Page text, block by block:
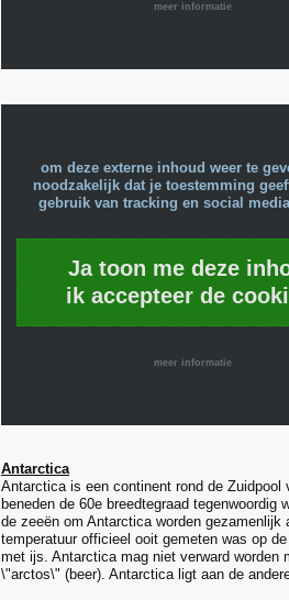
meer informatie
om deze externe inhoud weer te
noodzakelijk dat je toestemming
gebruik van tracking en social
Ja toon me deze
ik accepteer de
meer informatie
Antarctica
Antarctica is een continent rond de
beneden de 60e breedtegraad
de zeeën om Antarctica worden
temperatuur officieel ooit gemeten was op
met ijs. Antarctica mag niet verward worden
\"arctos\" (beer). Antarctica ligt aan de